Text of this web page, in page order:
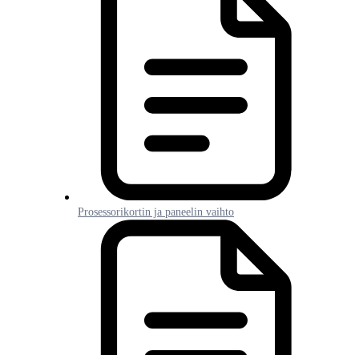
Prosessorikortin ja paneelin vaihto